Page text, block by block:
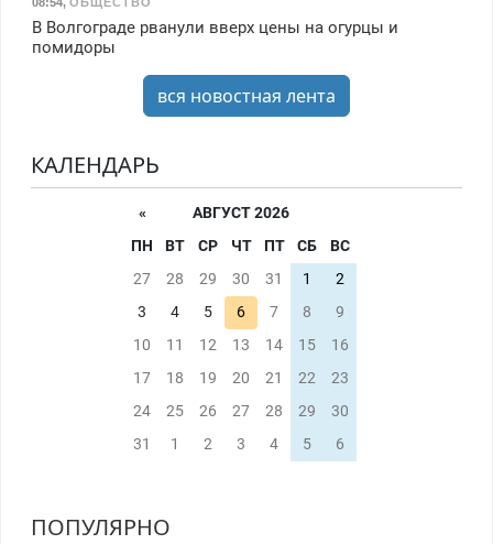
В Волгограде рванули вверх цены на огурцы и
помидоры
вся новостная лента
КАЛЕНДАРЬ
«
АВГУСТ 2026
ПН
ВТ СР ЧТ ПТ СБ
ВС
27
28 29 30 31 1
2
3
4 5 6 7 8
9
10
11 12 13 14 15
16
17
18 19 20 21 22
23
24
25 26 27 28 29
30
31
1 2 3 4 5 6
ПОПУЛЯРНО